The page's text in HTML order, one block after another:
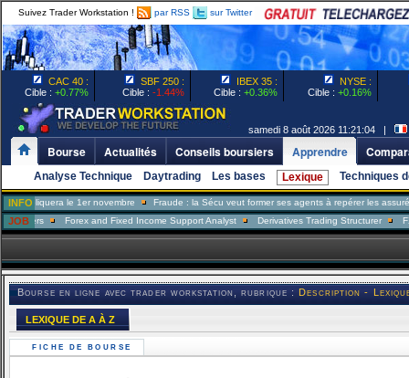
Suivez Trader Workstation ! par RSS sur Twitter
CAC 40 :
Cible : +0.77%
SBF 250 :
Cible : -1.44%
IBEX 35 :
Cible : +0.36%
NYSE :
Cible : +0.16%
samedi 8 août 2026 11:21:04 |
Bourse Actualités Conseils boursiers Apprendre
Analyse Technique Daytrading Les bases Lexique Techniques
INFOle 1er novembre Fraude : la Sécu veut former ses agents à repérer les assurés
JOB Forex and Fixed Income Support Analyst Derivatives Trading Structurer FX Trader
Bourse en ligne avec trader workstation, rubrique :Description -
LEXIQUE DE A À Z
FICHE DE BOURSE